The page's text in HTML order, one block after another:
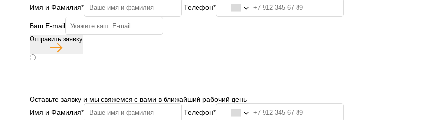
Имя и Фамилия*
Телефон*
Ваш E-mail
Отправить заявку
Оставьте заявку и мы свяжемся с вами в ближайший рабочий день
Имя и Фамилия*
Телефон*